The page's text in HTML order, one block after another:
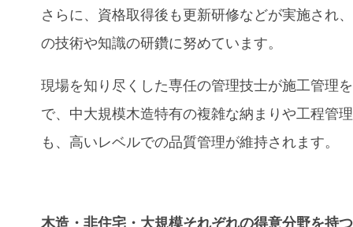
さらに、資格取得後も更新研修などが実施され
の技術や知識の研鑽に努めています。
現場を知り尽くした専任の管理技士が施工管理
で、中大規模木造特有の複雑な納まりや工程管
も、高いレベルでの品質管理が維持されます。
木造 ・非住宅 ・ 大規模それぞれの得意分野を持つ